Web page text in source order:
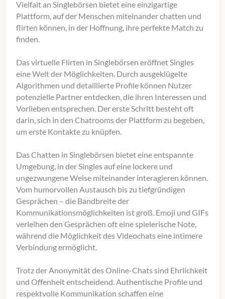
Vielfalt an Singlebörsen bietet eine einzigartige
Plattform, auf der Menschen miteinander chatten und
flirten können, in der Hoffnung, ihre perfekte Match zu
finden.
Das virtuelle Flirten in Singlebörsen eröffnet Singles
eine Welt der Möglichkeiten. Durch ausgeklügelte
Algorithmen und detaillierte Profile können Nutzer
potenzielle Partner entdecken, die ihren Interessen und
Vorlieben entsprechen. Der erste Schritt besteht oft
darin, sich in den Chatrooms der Plattform zu begeben,
um erste Kontakte zu knüpfen.
Das Chatten in Singlebörsen bietet eine entspannte
Umgebung, in der Singles auf eine lockere und
ungezwungene Weise miteinander interagieren können.
Vom humorvollen Austausch bis zu tiefgründigen
Gesprächen – die Bandbreite der
Kommunikationsmöglichkeiten ist groß. Emoji und GIFs
verleihen den Gesprächen oft eine spielerische Note,
während die Möglichkeit des Videochats eine intimere
Verbindung ermöglicht.
Trotz der Anonymität des Online-Chats sind Ehrlichkeit
und Offenheit entscheidend. Authentische Profile und
respektvolle Kommunikation schaffen eine